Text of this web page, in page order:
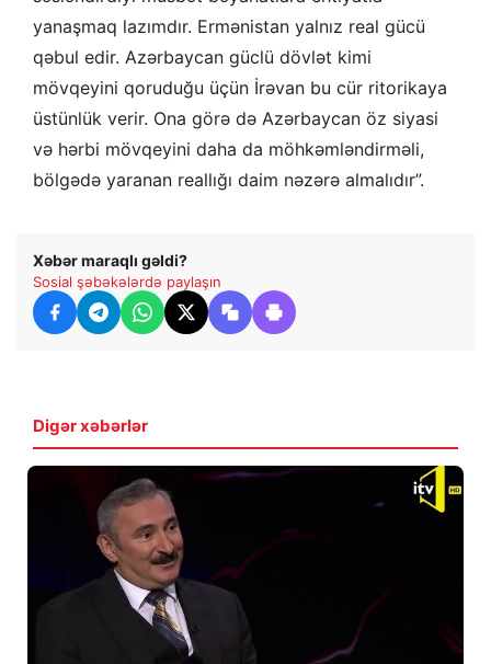
yanaşmaq lazımdır. Ermənistan yalnız real gücü
qəbul edir. Azərbaycan güclü dövlət kimi
mövqeyini qoruduğu üçün İrəvan bu cür ritorikaya
üstünlük verir. Ona görə də Azərbaycan öz siyasi
və hərbi mövqeyini daha da möhkəmləndirməli,
bölgədə yaranan reallığı daim nəzərə almalıdır”.
Xəbər maraqlı gəldi?
Sosial şəbəkələrdə paylaşın
Digər xəbərlər